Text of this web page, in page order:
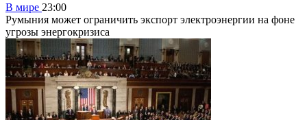
В мире 23:00
Румыния может ограничить экспорт электроэнергии на фоне
угрозы энергокризиса